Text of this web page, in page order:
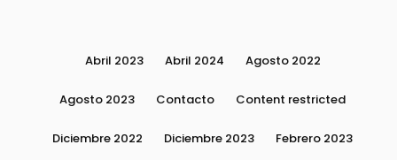
Abril 2023 Abril 2024 Agosto 2022
Agosto 2023 Contacto Content restricted
Diciembre 2022 Diciembre 2023 Febrero 2023